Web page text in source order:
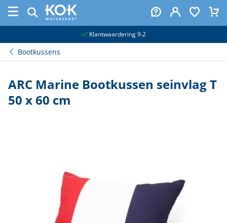
Klantwaardering 9.2
Bootkussens
ARC Marine Bootkussen seinvlag T
50 x 60 cm